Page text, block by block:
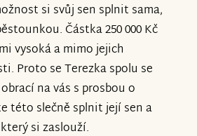
si svůj sen splnit sama,
Částka 250 000 Kč
vysoká a mimo jejich
Proto se Terezka spolu se
na vás s prosbou o
této slečně splnit její sen a
si zaslouží.